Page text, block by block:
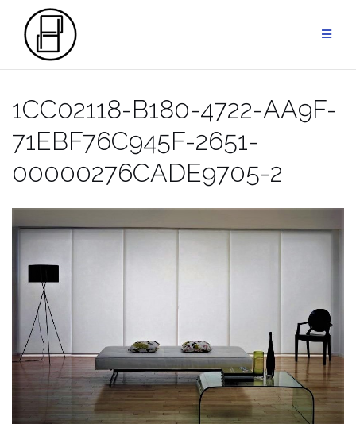
Przejdź
treści
1CC02118-B180-4722-AA9F-
71EBF76C945F-2651-
00000276CADE9705-2